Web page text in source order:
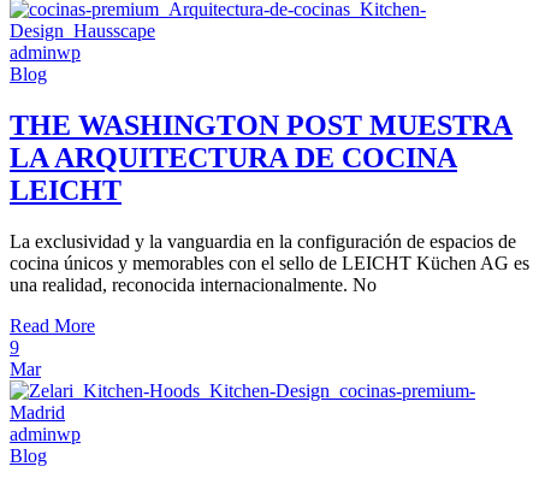
adminwp
Blog
THE WASHINGTON POST MUESTRA
LA ARQUITECTURA DE COCINA
LEICHT
La exclusividad y la vanguardia en la configuración de espacios de
cocina únicos y memorables con el sello de LEICHT Küchen AG es
una realidad, reconocida internacionalmente. No
Read More
9
Mar
adminwp
Blog